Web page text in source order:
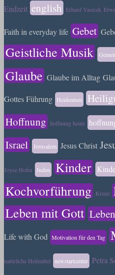
Endzeit english Erhard Vasicek
Faith in everyday life Gebet
Geistliche Musik
Glaube Glaube im Alltag
Gottes Führung Heidentum
Hoffnung hoffnung heute
Israel
Jerusalem Jesus Christ
Joyce Hofer Juden Kinder
Kochvorführung Kreuz
Leben mit Gott
Life with God Motivation für den Tag
natürliche Heilmittel newstartcenter Petra